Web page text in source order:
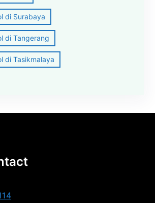
di Surabaya
di Tangerang
di Tasikmalaya